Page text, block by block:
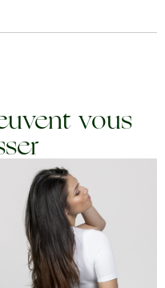
vous